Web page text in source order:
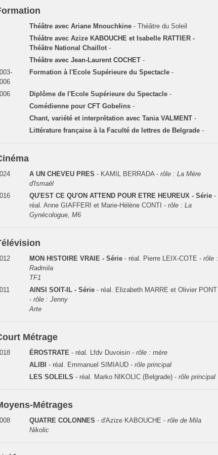
Théâtre avec Ariane Mnouchkine - Théâtre du Soleil
Théâtre avec Azize KABOUCHE et Isabelle RATTIER -
Théâtre National Chaillot-
Théâtre avec Jean-Laurent COCHET -
Formation à l'Ecole Supérieure du Spectacle-
Diplôme de l'Ecole Supérieure du Spectacle -
Comédienne pour CFT Gobelins -
Chant, variété et interprétation avec Tania VALMENT -
Littérature française à la Faculté de lettres de Belgrade -
A UN CHEVEU PRES - KAMIL BERRADA -rôle : La Mère
d'Ismaël
QU'EST CE QU'ON ATTEND POUR ETRE HEUREUX - Série -
réal. Anne GIAFFERI et Marie-Hélène CONTI -rôle : La
Gynécologue, M6
MON HISTOIRE VRAIE - Série - réal. Pierre LEIX-COTE -rôle :
Radmila
TF1
AINSI SOIT-IL - Série - réal. Elizabeth MARRE et Olivier PONT
-rôle : Jenny
Arte
Métrage
ÉROSTRATE- réal. Lfdv Duvoisin -rôle : mère
ALIBI - réal. Emmanuel SIMIAUD -rôle principal
LES SOLEILS - réal. Marko NIKOLIC (Belgrade) -rôle principal
Métrages
QUATRE COLONNES - d'Azize KABOUCHE -rôle de Mila
Nikolic